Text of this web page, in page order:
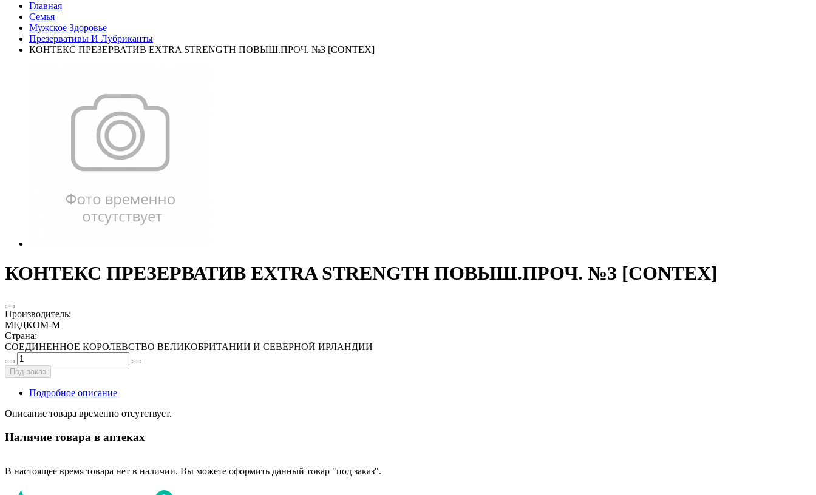
Главная
Семья
Мужское Здоровье
Презервативы И Лубриканты
КОНТЕКС ПРЕЗЕРВАТИВ EXTRA STRENGTH ПОВЫШ.ПРОЧ. №3 [CONTEX]
КОНТЕКС ПРЕЗЕРВАТИВ EXTRA STRENGTH ПОВЫШ.ПРОЧ. №3 [CONTEX]
Производитель:
МЕДКОМ-М
Страна:
СОЕДИНЕННОЕ КОРОЛЕВСТВО ВЕЛИКОБРИТАНИИ И СЕВЕРНОЙ ИРЛАНДИИ
Под заказ
Подробное описание
Описание товара временно отсутствует.
Наличие товара в аптеках
В настоящее время товара нет в наличии. Вы можете оформить данный товар "под заказ".